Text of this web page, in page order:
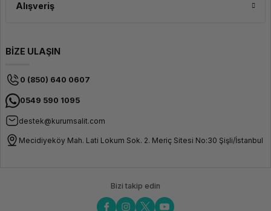
Alışveriş
BİZE ULAŞIN
0 (850) 640 0607
0549 590 1095
destek@kurumsalit.com
Mecidiyeköy Mah. Lati Lokum Sok. 2. Meriç Sitesi No:30 Şişli/İstanbul
Bizi takip edin